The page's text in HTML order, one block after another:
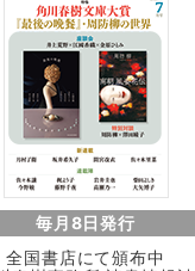
毎月8日発行
全国書店にて頒布中